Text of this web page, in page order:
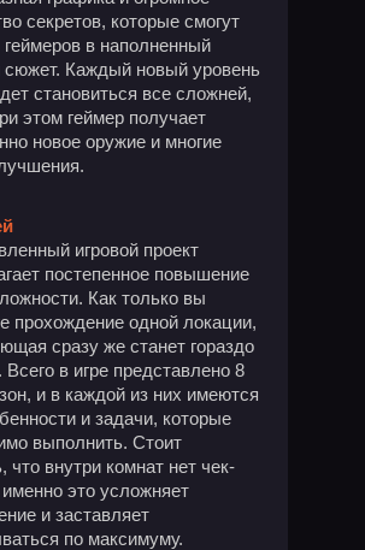
секретов, которые смогут
геймеров в наполненный
Каждый новый уровень
становиться все сложней,
этом геймер получает
новое оружие и многие
игровой проект
постепенное повышение
Как только вы
прохождение одной локации,
сразу же станет гораздо
в игре представлено 8
и в каждой из них имеются
и задачи, которые
выполнить. Стоит
что внутри комнат нет чек-
именно это усложняет
и заставляет
по максимуму.